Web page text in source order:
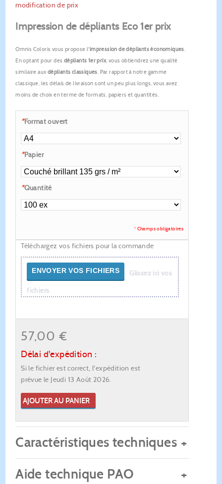
modification de prix
Impression de dépliants Eco 1er prix
Omnis Coloris vous propose l'impression de dépliants économiques.
En optant pour des dépliants 1er prix, vous obtiendrez une qualité
similaire aux dépliants classiques. Par rapport à notre gamme
classique, les délais de livraison sont un peu plus longs, vous avez
moins de choix en terme de formats, papiers et quantités.
*Format ouvert
*Papier
*Quantité
* Champs obligatoires
Téléchargez vos fichiers pour la commande
ENVOYER VOS FICHIERS
Glissez ici vos
fichiers
57,00 €
Délai d'expédition :
Si le fichier est correct, l'expédition est
prévue le Jeudi 13 Août 2026.
AJOUTER AU PANIER
Caractéristiques techniques
Aide technique PAO